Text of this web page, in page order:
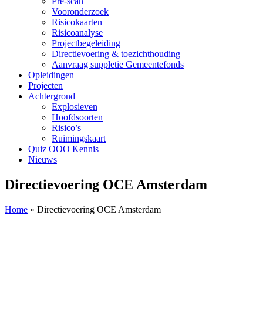
Vooronderzoek
Risicokaarten
Risicoanalyse
Projectbegeleiding
Directievoering & toezichthouding
Aanvraag suppletie Gemeentefonds
Opleidingen
Projecten
Achtergrond
Explosieven
Hoofdsoorten
Risico’s
Ruimingskaart
Quiz OOO Kennis
Nieuws
Directievoering OCE Amsterdam
Home » Directievoering OCE Amsterdam